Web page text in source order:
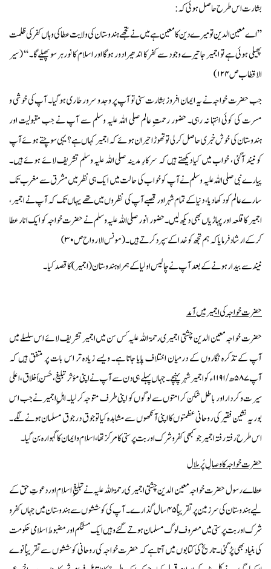
بشارت اس طرح حاصل ہوئی کہ :
’’ اے معین الدین تو میرے دین کا معین ہے میں نے تجھے ہندوستان کی ولایت عطا کی وہاں کفر کی ظلمت
پھیلی ہوئی ہے تو اجمیر جا تیرے وجود سے کفر کا اندھیرا دور ہوگا اور اسلام کا نور ہر سو پھیلے گا۔ ‘‘ ( سیر
الاقطاب ص ۱۲۴)
جب حضرت خواجہ نے یہ ایمان افروز بشارت سنی تو آپ پر وجد و سرور طاری ہوگیا۔ آپ کی خوشی و
مسرت کی کوئی انتہا نہ رہی۔ حضور رحمتِ عالم صلی اللہ علیہ وسلم سے آپ نے جب مقبولیت اور
ہندوستان کی خوش خبری حاصل کرلی تو تھوڑا حیرا ن ہوئے کہ اجمیر کہاں ہے؟ یہی سوچتے ہوئے آپ
کو نیند آگئی ، خواب میں کیا دیکھتے ہیں کہ سرکارِ مدینہ صلی اللہ علیہ وسلم تشریف لائے ہوئے ہیں۔
پیارے نبی صلی اللہ علیہ وسلم نے آپ کو خواب کی حالت میں ایک ہی نظر میں مشرق سے مغرب تک
سارے عالم کو دکھا دیا، دنیا کے تمام شہر اور قصبے آپ کی نظروں میں تھے یہاں تک کہ آپ نے اجمیر ،
اجمیر کا قلعہ اور پہاڑیاں بھی دیکھ لیں۔ حضور انور صلی اللہ علیہ وسلم نے حضرت خواجہ کو ایک انار عطا
کرکے ارشاد فرمایا کہ ہم تجھ کو خدا کے سپرد کرتے ہیں۔ ( مونس الارواح ص ۳۰)
نیند سے بیدار ہونے کے بعد آپ نے چالیس اولیا کے ہمراہ ہندوستان (اجمیر ) کا قصد کیا۔
حضر ت خواجہ کی اجمیر میں آمد
حضرت خواجہ معین الدین چشتی اجمیری رحمۃ اللہ علیہ کس سن میں اجمیر تشریف لائے اس سلسلے میں
آپ کے تذکرہ نگاروں کے درمیان اختلاف پایا جاتا ہے۔ ویسے زیادہ تر اس بات پر متفق ہیں کہ
آپ ۵۸۷ھ / ۱۱۹۱ء کو اجمیر شہر پہنچے۔ جہاں پہلے ہی دن سے آپ نے اپنی مؤثر تبلیغ ،حُسنِ اَخلاق، اعلی
سیرت و کردار اور باطل شکن کرامتوں سے لوگوں کو اپنی طرف متوجہ کرلیا۔ اہلِ اجمیر نے جب اس
بوریہ نشین فقیر کی روحانی عظمتوں کا اپنی آنکھوں سے مشاہدہ کیا تو جوق در جوق مسلمان ہونے لگے۔
اس طرح رفتہ رفتہ اجمیر جو کبھی کفر و شرک اور بت پرستی کا مرکز تھا ، اسلام و ایمان کا گہوارہ بن گیا۔
حضرت خواجہ کا وصالِ پُر ملال
عطاے رسول حضرت خواجہ معین الدین چشتی اجمیر ی رحمۃ اللہ علیہ نے تبلیغِ اسلام اور دعوتِ حق کے
لیے ہندوستان کی سرزمین پر تقریباً ۴۵ سال گذارے۔ آپ کی کوششوں سے ہندوستان میں جہاں کفر و
شرک اور بت پرستی میں مصروف لوگ مسلمان ہوتے گئے وہیں ایک مستحکم اور مضبوط اسلامی حکومت
کی بنیاد بھی پڑ گئی۔ تاریخ کی کتابوں میں آتا ہے کہ حضرت خواجہ کی روحانی کوششوں سے تقریباً نوے